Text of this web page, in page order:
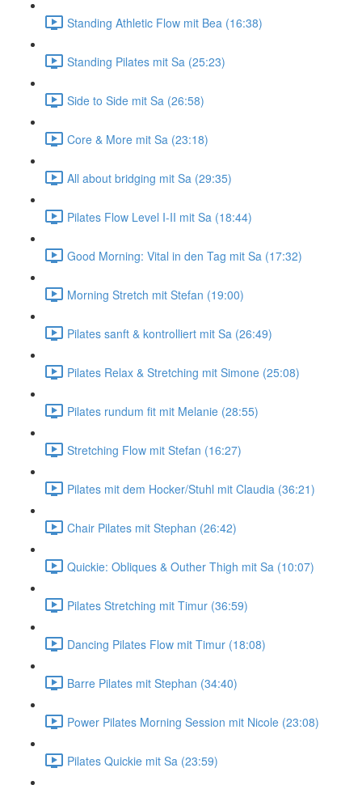
Standing Athletic Flow mit Bea (16:38)
Standing Pilates mit Sa (25:23)
Side to Side mit Sa (26:58)
Core & More mit Sa (23:18)
All about bridging mit Sa (29:35)
Pilates Flow Level I-II mit Sa (18:44)
Good Morning: Vital in den Tag mit Sa (17:32)
Morning Stretch mit Stefan (19:00)
Pilates sanft & kontrolliert mit Sa (26:49)
Pilates Relax & Stretching mit Simone (25:08)
Pilates rundum fit mit Melanie (28:55)
Stretching Flow mit Stefan (16:27)
Pilates mit dem Hocker/Stuhl mit Claudia (36:21)
Chair Pilates mit Stephan (26:42)
Quickie: Obliques & Outher Thigh mit Sa (10:07)
Pilates Stretching mit Timur (36:59)
Dancing Pilates Flow mit Timur (18:08)
Barre Pilates mit Stephan (34:40)
Power Pilates Morning Session mit Nicole (23:08)
Pilates Quickie mit Sa (23:59)